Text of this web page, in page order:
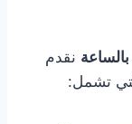
نقدم
تشمل: